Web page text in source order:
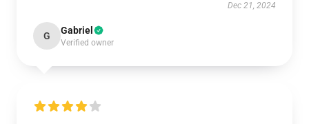
Dec 21, 2024
G Gabriel
Verified owner